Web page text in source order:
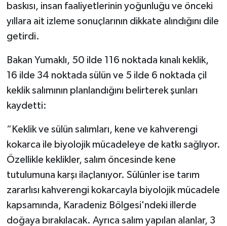
baskısı, insan faaliyetlerinin yoğunluğu ve önceki
yıllara ait izleme sonuçlarının dikkate alındığını dile
getirdi.
Bakan Yumaklı, 50 ilde 116 noktada kınalı keklik,
16 ilde 34 noktada sülün ve 5 ilde 6 noktada çil
keklik salımının planlandığını belirterek şunları
kaydetti:
“Keklik ve sülün salımları, kene ve kahverengi
kokarca ile biyolojik mücadeleye de katkı sağlıyor.
Özellikle keklikler, salım öncesinde kene
tutulumuna karşı ilaçlanıyor. Sülünler ise tarım
zararlısı kahverengi kokarcayla biyolojik mücadele
kapsamında, Karadeniz Bölgesi'ndeki illerde
doğaya bırakılacak. Ayrıca salım yapılan alanlar, 3